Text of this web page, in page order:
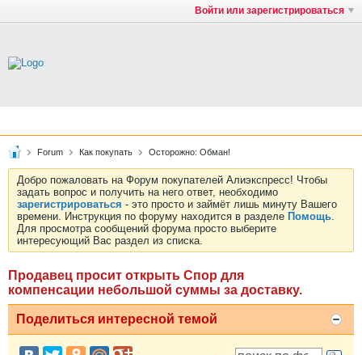
Войти или зарегистрироваться
Forum Как покупать Осторожно: Обман!
Добро пожаловать на Форум покупателей Алиэкспресс! Чтобы
задать вопрос и получить на него ответ, необходимо
зарегистрироваться - это просто и займёт лишь минуту Вашего
времени. Инструкция по форуму находится в разделе Помощь.
Для просмотра сообщений форума просто выберите
интересующий Вас раздел из списка.
Продавец просит открыть Спор для
компенсации небольшой суммы за доставку.
Поделиться интересной темой